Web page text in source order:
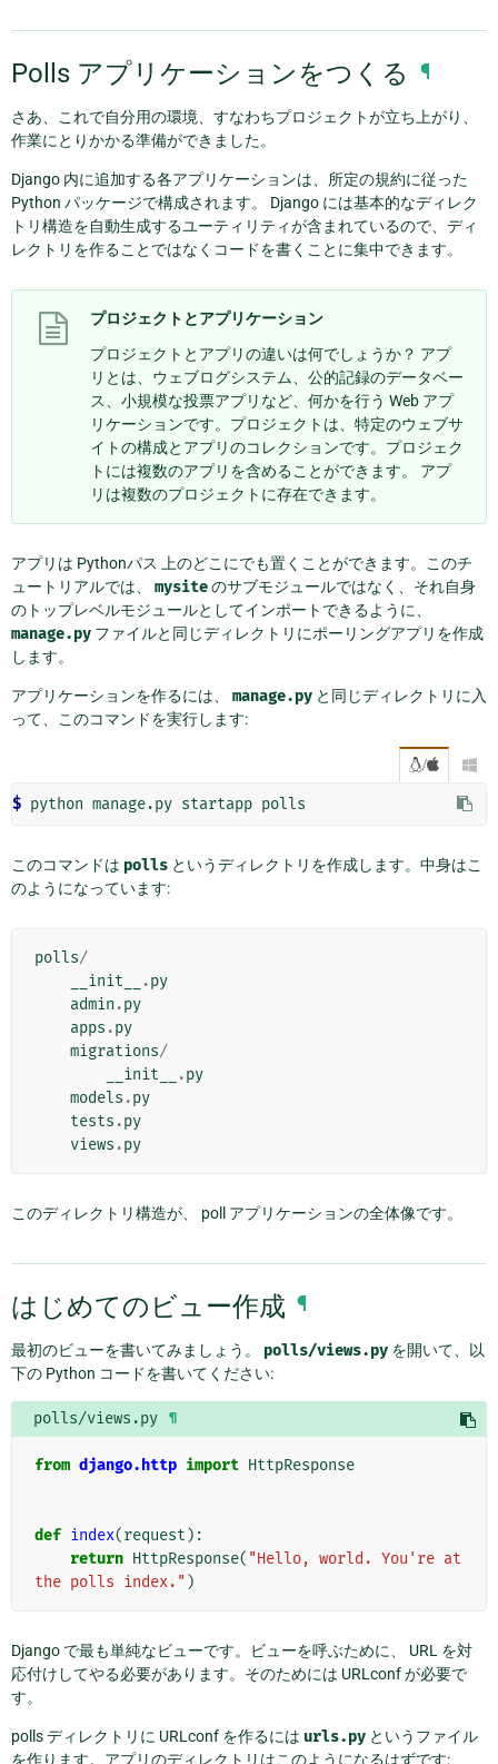
Polls アプリケーションをつくる ¶
さあ、これで自分用の環境、すなわちプロジェクトが立ち上がり、
作業にとりかかる準備ができました。
Django 内に追加する各アプリケーションは、所定の規約に従った
Python パッケージで構成されます。 Django には基本的なディレク
トリ構造を自動生成するユーティリティが含まれているので、ディ
レクトリを作ることではなくコードを書くことに集中できます。
プロジェクトとアプリケーション
プロジェクトとアプリの違いは何でしょうか？ アプ
リとは、ウェブログシステム、公的記録のデータベー
ス、小規模な投票アプリなど、何かを行う Web アプ
リケーションです。プロジェクトは、特定のウェブサ
イトの構成とアプリのコレクションです。プロジェク
トには複数のアプリを含めることができます。 アプ
リは複数のプロジェクトに存在できます。
アプリは Pythonパス 上のどこにでも置くことができます。このチ
ュートリアルでは、 mysiteのサブモジュールではなく、それ自身
のトップレベルモジュールとしてインポートできるように、
manage.py ファイルと同じディレクトリにポーリングアプリを作成
します。
アプリケーションを作るには、 manage.py と同じディレクトリに入
って、このコマンドを実行します:
/ 
$
このコマンドは polls というディレクトリを作成します。中身はこ
のようになっています:
polls/
__init__
.py
admin .py
apps .py
migrations/
__init__
.py
models .py
tests .py
views .py
このディレクトリ構造が、 poll アプリケーションの全体像です。
はじめてのビュー作成 ¶
最初のビューを書いてみましょう。 polls/views.py を開いて、以
下の Python コードを書いてください:
polls/views.py ¶
from django.http import HttpResponse
def index(request ):
return HttpResponse( "Hello, world. You're at
the polls index." )
Django で最も単純なビューです。ビューを呼ぶために、 URL を対
応付けしてやる必要があります。そのためには URLconf が必要で
す。
polls ディレクトリに URLconf を作るには urls.py というファイル
を作ります。アプリのディレクトリはこのようになるはずです: